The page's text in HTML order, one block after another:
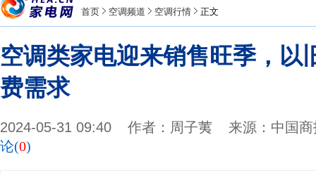
首页 空调频道 空调行情 正文
空调类家电迎来销售旺季，以
费需求
2024-05-31 09:40 作者： 周子荑 来源： 中国
论(0)